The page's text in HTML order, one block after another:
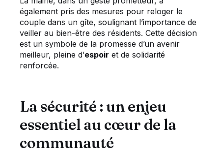
également pris des mesures pour reloger le
couple dans un gîte, soulignant l’importance de
veiller au bien-être des résidents. Cette décision
est un symbole de la promesse d’un avenir
meilleur, pleine d’espoir et de solidarité
renforcée.
La sécurité : un enjeu
essentiel au cœur de la
communauté